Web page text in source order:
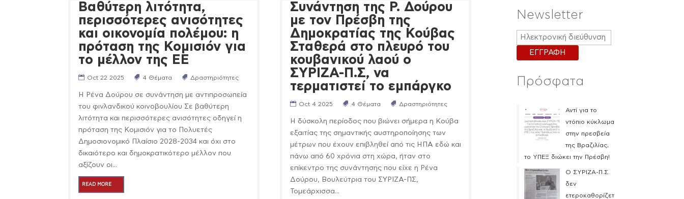
Βαθύτερη λιτότητα,
περισσότερες ανισότητες
και οικονομία πολέμου: η
πρόταση της Κομισιόν για
το μέλλον της ΕΕ
Oct 22 2025 4 Θέματα Δραστηριότητες
Η Ρένα Δούρου σε συνάντηση με αντιπροσωπεία
του φινλανδικού κοινοβουλίου Σε βαθύτερη
λιτότητα και περισσότερες ανισότητες οδηγεί η
πρόταση της Κομισιόν για το Πολυετές
Δημοσιονομικό Πλαίσιο 2028-2034 και όχι στο
δικαιότερο και δημοκρατικότερο μέλλον που
αξίζουν οι...
READ MORE
Συνάντηση της Ρ. Δούρου
με τον Πρέσβη της
Δημοκρατίας της Κούβας
Σταθερά στο πλευρό του
κουβανικού λαού ο
ΣΥΡΙΖΑ-Π.Σ, να
τερματιστεί το εμπάργκο
Oct 4 2025 4 Θέματα Δραστηριότητες
Η δύσκολη περίοδος που βιώνει σήμερα η Κούβα
εξαιτίας της σημαντικής αυστηροποίησης των
μέτρων που έχουν επιβληθεί από τις ΗΠΑ εδώ και
πάνω από 60 χρόνια στη χώρα, ήταν στο
επίκεντρο της συνάντησης που είχε η Ρένα
Δούρου, Βουλεύτρια του ΣΥΡΙΖΑ-ΠΣ,
Τομεάρχισσα...
Newsletter
Πρόσφατα
Αντί για το
ντόπιο κύκλωμα
στην πρεσβεία
της Βραζιλίας,
το ΥΠΕΞ διώκει την Πρέσβη!
Ο ΣΥΡΙΖΑ-Π.Σ.
δεν
ετεροκαθορίζετ